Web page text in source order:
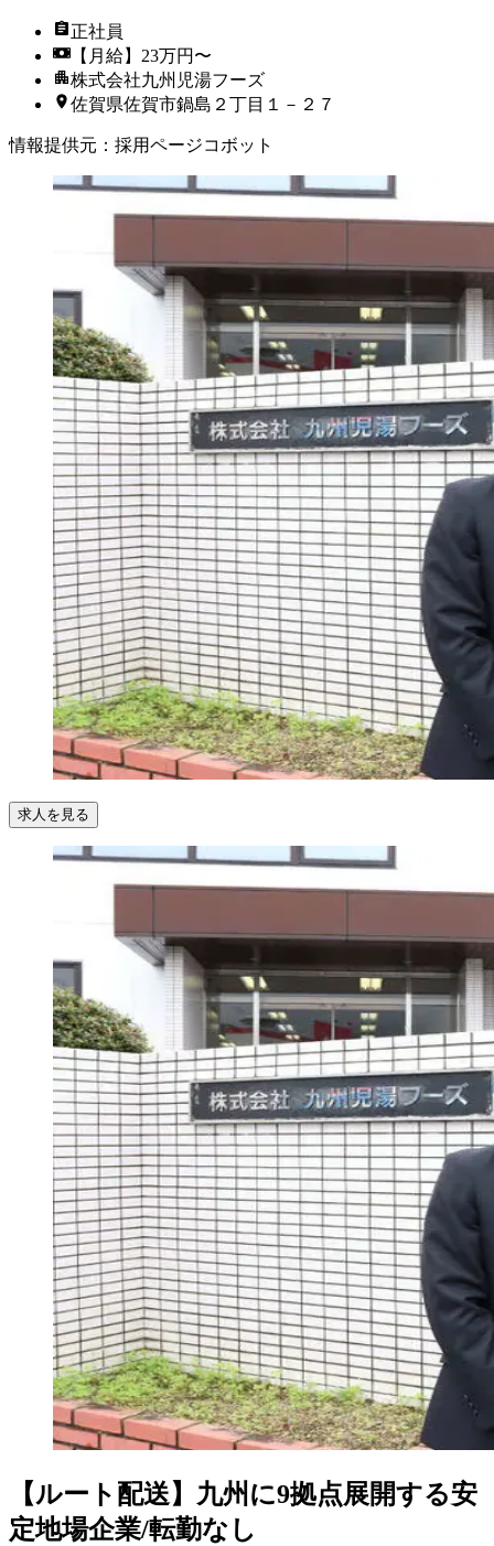
正社員
【月給】23万円〜
株式会社九州児湯フーズ
佐賀県佐賀市鍋島２丁目１－２７
情報提供元 ： 採用ページコボット
求人を見る
【ルート配送】九州に9拠点展開する安
定地場企業/転勤なし